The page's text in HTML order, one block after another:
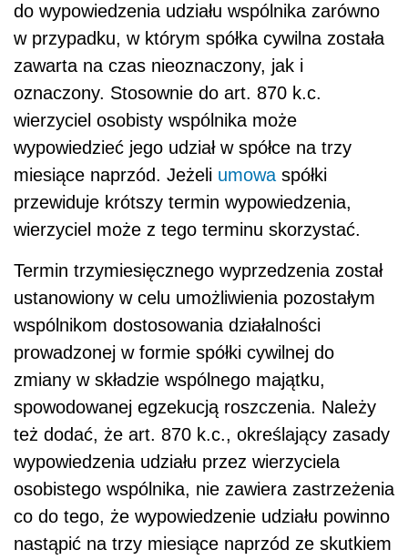
do wypowiedzenia udziału wspólnika zarówno
w przypadku, w którym spółka cywilna została
zawarta na czas nieoznaczony, jak i
oznaczony. Stosownie do art. 870 k.c.
wierzyciel osobisty wspólnika może
wypowiedzieć jego udział w spółce na trzy
miesiące naprzód. Jeżeli umowaspółki
przewiduje krótszy termin wypowiedzenia,
wierzyciel może z tego terminu skorzystać.
Termin trzymiesięcznego wyprzedzenia został
ustanowiony w celu umożliwienia pozostałym
wspólnikom dostosowania działalności
prowadzonej w formie spółki cywilnej do
zmiany w składzie wspólnego majątku,
spowodowanej egzekucją roszczenia. Należy
też dodać, że art. 870 k.c., określający zasady
wypowiedzenia udziału przez wierzyciela
osobistego wspólnika, nie zawiera zastrzeżenia
co do tego, że wypowiedzenie udziału powinno
nastąpić na trzy miesiące naprzód ze skutkiem